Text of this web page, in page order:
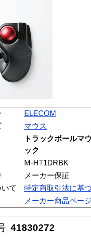
ELECOM
マウス
トラックボールマ
ック
M-HT1DRBK
メーカー保証
て
特定商取引法に基
メーカー商品ペー
41830272